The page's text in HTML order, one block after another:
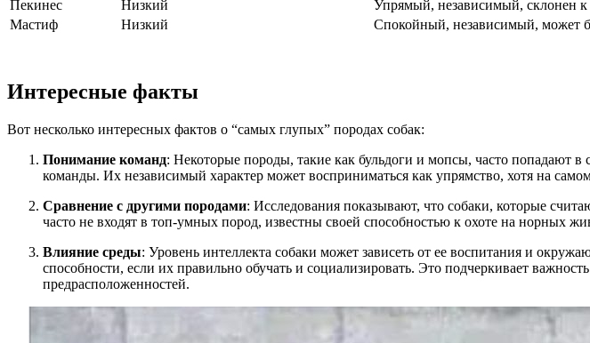
Пекинес
Низкий
Упрямый, независимый, склонен
Мастиф
Низкий Спокойный, независимый, может
Интересные факты
Вот несколько интересных фактов о “самых глупых” породах собак:
Понимание команд: Некоторые породы, такие как бульдоги и мопсы, часто попадают
команды. Их независимый характер может восприниматься как упрямство, хотя на
Сравнение с другими породами: Исследования показывают, что собаки, которые
часто не входят в топ-умных пород, известны своей способностью к охоте на норных
Влияние среды: Уровень интеллекта собаки может зависеть от ее воспитания и
способности, если их правильно обучать и социализировать. Это подчеркивает
предрасположенностей.